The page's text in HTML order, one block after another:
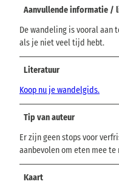
Aanvullende informatie /
De wandeling is vooral aan
als je niet veel tijd hebt.
Literatuur
Koop nu je wandelgids.
Tip van auteur
Er zijn geen stops voor
aanbevolen om eten mee te
Kaart